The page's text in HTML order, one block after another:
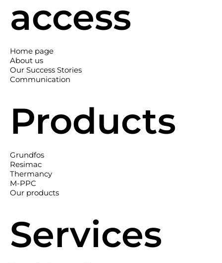
access
Home page
About us
Our Success Stories
Communication
Products
Grundfos
Resimac
Thermancy
M-PPC
Our products
Services